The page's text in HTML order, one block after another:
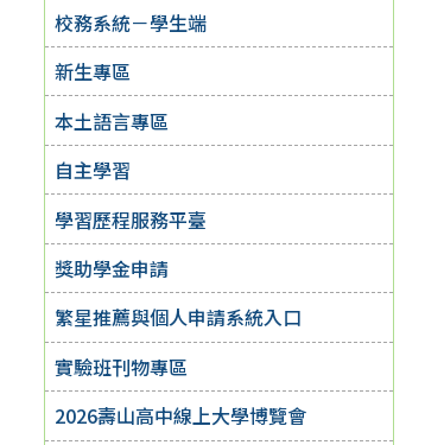
校務系統－學生端
新生專區
本土語言專區
自主學習
學習歷程服務平臺
獎助學金申請
繁星推薦與個人申請系統入口
實驗班刊物專區
2026壽山高中線上大學博覽會